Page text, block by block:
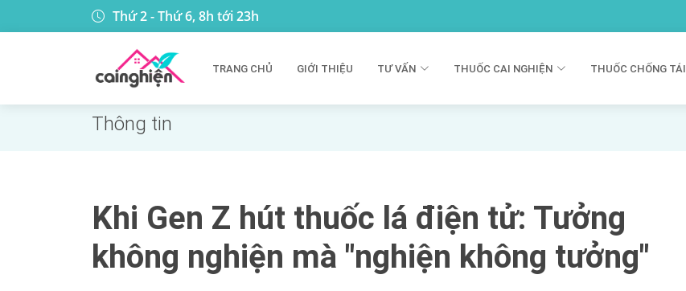
Thứ 2 - Thứ 6, 8h tới 23h
TRANG CHỦ GIỚI THIỆU TƯ VẤN THUỐC CAI NGHIỆN THUỐC CHỐNG TÁI
Thông tin
Khi Gen Z hút thuốc lá điện tử: Tưởng
không nghiện mà "nghiện không tưởng"